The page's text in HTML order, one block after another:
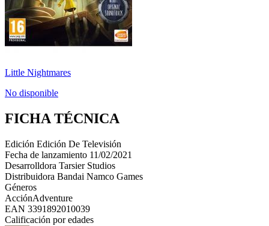
Little Nightmares
No disponible
FICHA TÉCNICA
Edición Edición De Televisión
Fecha de lanzamiento 11/02/2021
Desarrolldora Tarsier Studios
Distribuidora Bandai Namco Games
Géneros
AcciónAdventure
EAN 3391892010039
Calificación por edades